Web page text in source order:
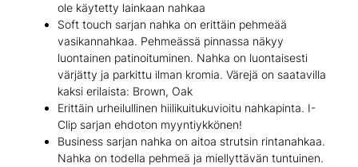
ole käytetty lainkaan nahkaa
Soft touch sarjan nahka on erittäin pehmeää
vasikannahkaa. Pehmeässä pinnassa näkyy
luontainen patinoituminen. Nahka on luontaisesti
värjätty ja parkittu ilman kromia. Värejä on saatavilla
kaksi erilaista: Brown, Oak
Erittäin urheilullinen hiilikuitukuvioitu nahkapinta. I-
Clip sarjan ehdoton myyntiykkönen!
Business sarjan nahka on aitoa strutsin rintanahkaa.
Nahka on todella pehmeä ja miellyttävän tuntuinen.